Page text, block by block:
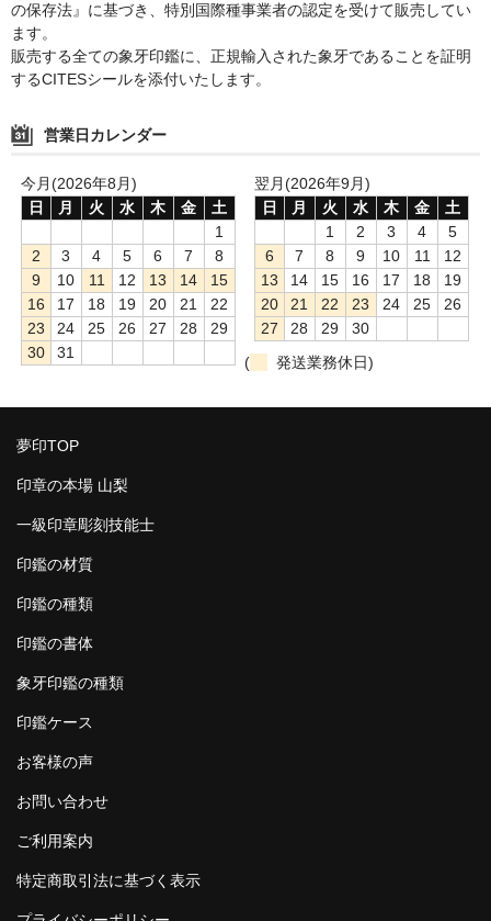
の保存法』に基づき、特別国際種事業者の認定を受けて販売してい
ます。
販売する全ての象牙印鑑に、正規輸入された象牙であることを証明
するCITESシールを添付いたします。
営業日カレンダー
今月(2026年8月)
日
月 火 水 木 金
土
1
2
3 4 5 6 7
8
9
10 11 12 13 14
15
16
17 18 19 20 21
22
23
24 25 26 27 28
29
30
31
翌月(2026年9月)
日
月 火 水 木 金
土
1
2 3 4
5
6
7 8 9 10 11
12
13
14 15 16 17 18
19
20
21 22 23 24 25
26
27
28 29
30
(
発送業務休日)
夢印TOP
印章の本場 山梨
一級印章彫刻技能士
印鑑の材質
印鑑の種類
印鑑の書体
象牙印鑑の種類
印鑑ケース
お客様の声
お問い合わせ
ご利用案内
特定商取引法に基づく表示